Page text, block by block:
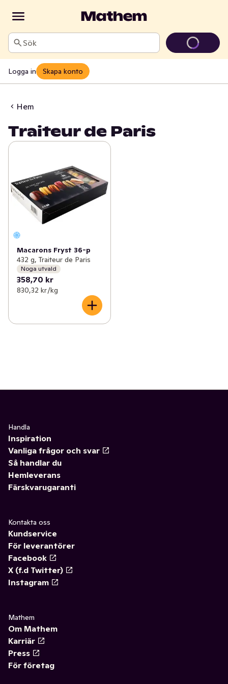
Sök
Logga in Skapa konto
Hem
Traiteur de Paris
Macarons Fryst 36-p
432 g, Traiteur de Paris
Noga utvald
358,70 kr
830,32 kr /kg
Handla
Inspiration
Vanliga frågor och svar
Så handlar du
Hemleverans
Färskvarugaranti
Kontakta oss
Kundservice
För leverantörer
Facebook
X (f.d Twitter)
Instagram
Mathem
Om Mathem
Karriär
Press
För företag